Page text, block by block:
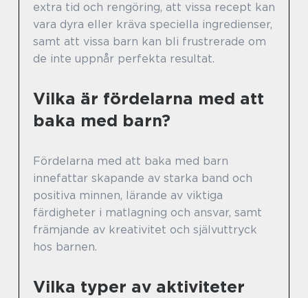
extra tid och rengöring, att vissa recept kan
vara dyra eller kräva speciella ingredienser,
samt att vissa barn kan bli frustrerade om
de inte uppnår perfekta resultat.
Vilka är fördelarna med att
baka med barn?
Fördelarna med att baka med barn
innefattar skapande av starka band och
positiva minnen, lärande av viktiga
färdigheter i matlagning och ansvar, samt
främjande av kreativitet och självuttryck
hos barnen.
Vilka typer av aktiviteter